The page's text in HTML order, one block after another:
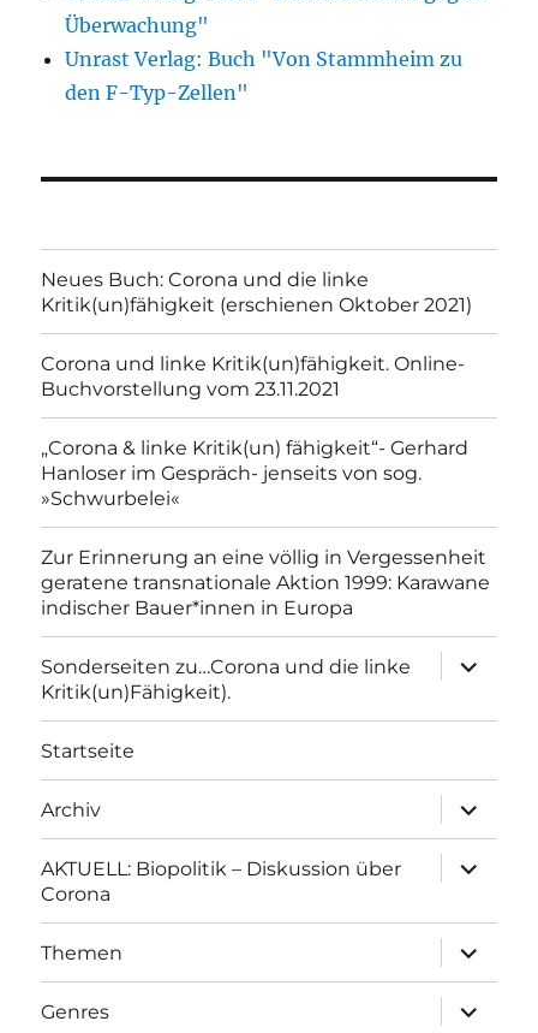
Überwachung"
Unrast Verlag: Buch "Von Stammheim zu
den F-Typ-Zellen"
Neues Buch: Corona und die linke
Kritik(un)fähigkeit (erschienen Oktober 2021)
Corona und linke Kritik(un)fähigkeit. Online-
Buchvorstellung vom 23.11.2021
„Corona & linke Kritik(un) fähigkeit“- Gerhard
Hanloser im Gespräch- jenseits von sog.
»Schwurbelei«
Zur Erinnerung an eine völlig in Vergessenheit
geratene transnationale Aktion 1999: Karawane
indischer Bauer*innen in Europa
Sonderseiten zu…Corona und die linke
Kritik(un)Fähigkeit).
anzeigen
Startseite
Archiv
anzeigen
AKTUELL: Biopolitik – Diskussion über
Corona
anzeigen
Themen
anzeigen
Genres
anzeigen